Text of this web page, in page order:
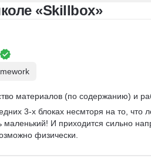
«Skillbox»
материалов (по содержанию) и
3-х блоках несмторя на то,
И приходится сильно
физически.